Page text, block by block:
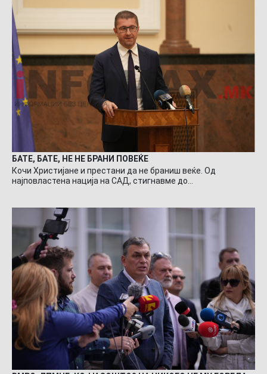
БАТЕ, БАТЕ, НЕ НЕ БРАНИ ПОВЕЌЕ
Кочи Христијане и престани да не браниш веќе. Од
најповластена нација на САД, стигнавме до…